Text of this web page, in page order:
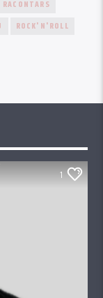
RACONTARS
ROCK'N'ROLL
1